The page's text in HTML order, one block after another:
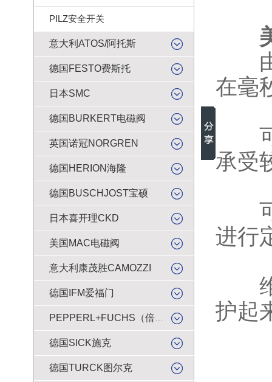
PILZ安全开关
意大利ATOS/阿托斯
德国FESTO费斯托
日本SMC
德国BURKERT电磁阀
英国诺冠NORGREN
德国HERION海隆
德国BUSCHJOST宝硕
日本喜开理CKD
美国MAC电磁阀
意大利康茂胜CAMOZZI
德国IFM爱福门
德国SICK施克
德国TURCK图尔克
由
在毫
可
承受
可
进行
维
护起